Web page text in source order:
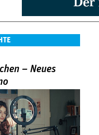
– Neues